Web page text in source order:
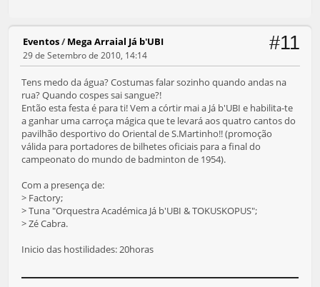
#11
Eventos/ Mega Arraial Já b'UBI
29 de Setembro de 2010, 14:14
Tens medo da água? Costumas falar sozinho quando andas na
rua? Quando cospes sai sangue?!
Então esta festa é para ti! Vem a córtir mai a Já b'UBI e habilita-te
a ganhar uma carroça mágica que te levará aos quatro cantos do
pavilhão desportivo do Oriental de S.Martinho!! (promoção
válida para portadores de bilhetes oficiais para a final do
campeonato do mundo de badminton de 1954).
Com a presença de:
> Factory;
> Tuna "Orquestra Académica Já b'UBI & TOKUSKOPUS";
> Zé Cabra.
Inicio das hostilidades: 20horas